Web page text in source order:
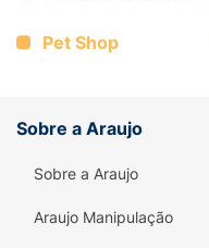
Pet Shop
Sobre a Araujo
Sobre a Araujo
Araujo Manipulação